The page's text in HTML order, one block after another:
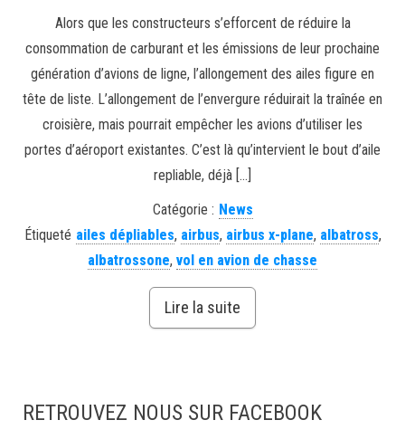
Alors que les constructeurs s’efforcent de réduire la
consommation de carburant et les émissions de leur prochaine
génération d’avions de ligne, l’allongement des ailes figure en
tête de liste. L’allongement de l’envergure réduirait la traînée en
croisière, mais pourrait empêcher les avions d’utiliser les
portes d’aéroport existantes. C’est là qu’intervient le bout d’aile
repliable, déjà […]
Catégorie : News
Étiqueté ailes dépliables, airbus, airbus x-plane, albatross,
albatrossone, vol en avion de chasse
Lire la suite
RETROUVEZ NOUS SUR FACEBOOK